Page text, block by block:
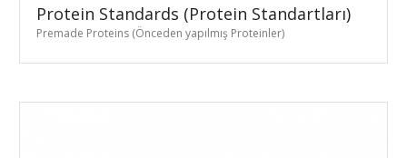
Protein Standards (Protein Standartları)
Premade Proteins (Önceden yapılmış Proteinler)